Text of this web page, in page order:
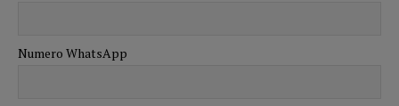
Numero WhatsApp